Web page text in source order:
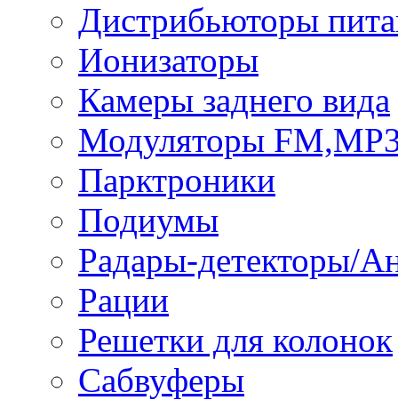
Дистрибьюторы
Ионизаторы
Камеры заднего вида
Модуляторы
Парктроники
Подиумы
Радары-детекторы/
Рации
Решетки для колонок
Сабвуферы